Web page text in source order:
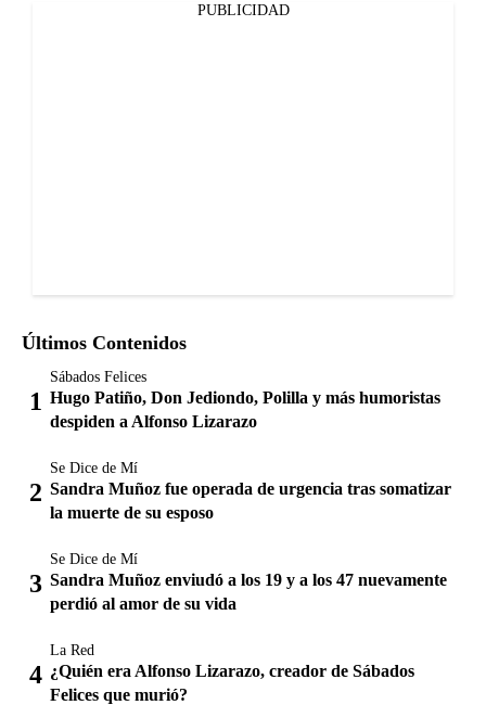
PUBLICIDAD
Últimos Contenidos
Sábados Felices
Hugo Patiño, Don Jediondo, Polilla y más humoristas
despiden a Alfonso Lizarazo
Se Dice de Mí
Sandra Muñoz fue operada de urgencia tras somatizar
la muerte de su esposo
Se Dice de Mí
Sandra Muñoz enviudó a los 19 y a los 47 nuevamente
perdió al amor de su vida
La Red
¿Quién era Alfonso Lizarazo, creador de Sábados
Felices que murió?